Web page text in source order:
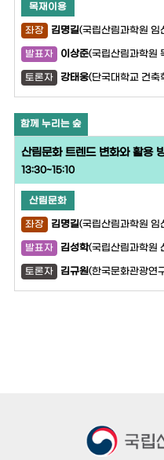
목재이용
좌장 김명길(국립산림과학원 임
발표자 이상준(국립산림과학원
토론자 강태웅(단국대학교 건축
함께 누리는 숲
산림문화 트렌드 변화와 활용
13:30~15:10
산림문화
좌장 김명길(국립산림과학원 임
발표자 김성학(국립산림과학원
토론자 김규원(한국문화관광연